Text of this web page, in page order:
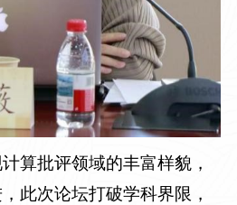
算批评领域的丰富样貌，
此次论坛打破学科界限，